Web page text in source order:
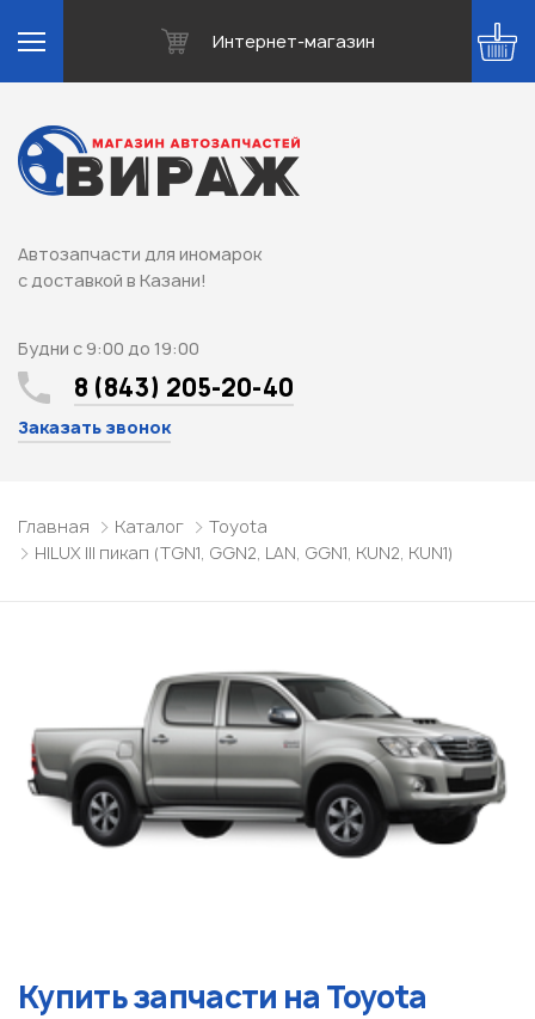
Интернет-магазин
Автозапчасти для иномарок
с доставкой в Казани!
Будни с 9:00 до 19:00
8 (843) 205-20-40
Заказать звонок
Главная Каталог
Toyota
HILUX III пикап (TGN1, GGN2, LAN, GGN1, KUN2, KUN1)
Купить запчасти на Toyota